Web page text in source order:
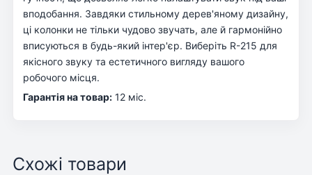
вподобання. Завдяки стильному дерев'яному дизайну,
ці колонки не тільки чудово звучать, але й гармонійно
вписуються в будь-який інтер'єр. Виберіть R-215 для
якісного звуку та естетичного вигляду вашого
робочого місця.
Гарантія на товар: 12 міс.
Схожі товари